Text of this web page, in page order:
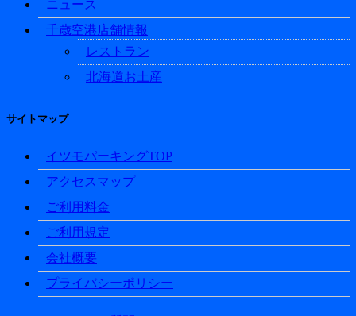
ニュース
千歳空港店舗情報
レストラン
北海道お土産
サイトマップ
イツモパーキングTOP
アクセスマップ
ご利用料金
ご利用規定
会社概要
プライバシーポリシー